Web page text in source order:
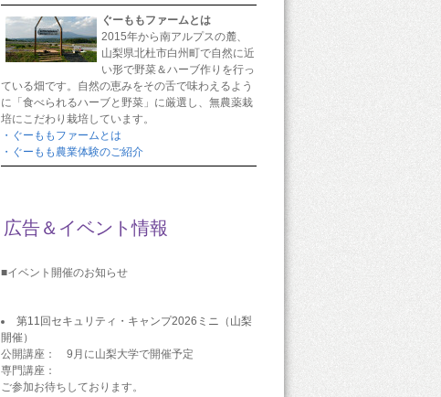
ぐーももファームとは
2015年から南アルプスの麓、
山梨県北杜市白州町で自然に近
い形で野菜＆ハーブ作りを行っ
ている畑です。自然の恵みをその舌で味わえるよう
に「食べられるハーブと野菜」に厳選し、無農薬栽
培にこだわり栽培しています。
・ぐーももファームとは
・ぐーもも農業体験のご紹介
広告＆イベント情報
■イベント開催のお知らせ
第11回セキュリティ・キャンプ2026ミニ（山梨
開催）
公開講座： 9月に山梨大学で開催予定
専門講座：
ご参加お待ちしております。